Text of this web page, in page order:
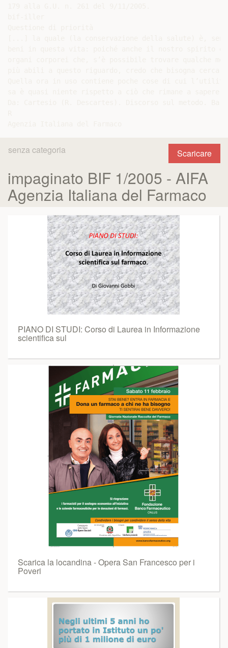
Scaricare
senza categoria
impaginato BIF 1/2005 - AIFA
Agenzia Italiana del Farmaco
PIANO DI STUDI: Corso di Laurea in Informazione
scientifica sul
Scarica la locandina - Opera San Francesco per i
Poveri